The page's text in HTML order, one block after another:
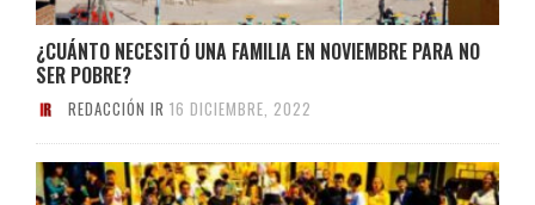
¿CUÁNTO NECESITÓ UNA FAMILIA EN NOVIEMBRE PARA NO
SER POBRE?
REDACCIÓN IR 16 DICIEMBRE, 2022